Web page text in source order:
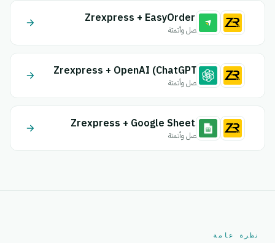
Zrexpress + EasyOrders
اتصل وأتمتة
Zrexpress + OpenAI (ChatGPT)
اتصل وأتمتة
Zrexpress + Google Sheets
اتصل وأتمتة
نظرة عامة